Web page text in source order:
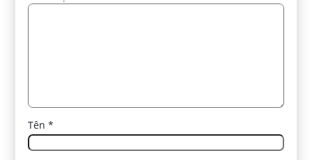
Tên*